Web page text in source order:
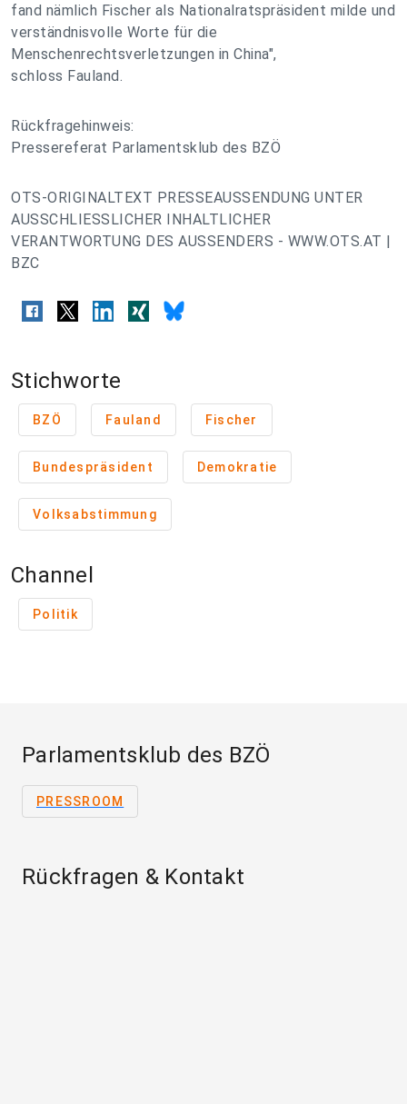
fand nämlich Fischer als Nationalratspräsident milde und
verständnisvolle Worte für die
Menschenrechtsverletzungen in China",
schloss Fauland.
Rückfragehinweis:
Pressereferat Parlamentsklub des BZÖ
OTS-ORIGINALTEXT PRESSEAUSSENDUNG UNTER
AUSSCHLIESSLICHER INHALTLICHER
VERANTWORTUNG DES AUSSENDERS - WWW.OTS.AT |
BZC
Stichworte
BZÖ Fauland Fischer
Bundespräsident Demokratie
Volksabstimmung
Channel
Politik
Parlamentsklub des BZÖ
PRESSROOM
Rückfragen & Kontakt